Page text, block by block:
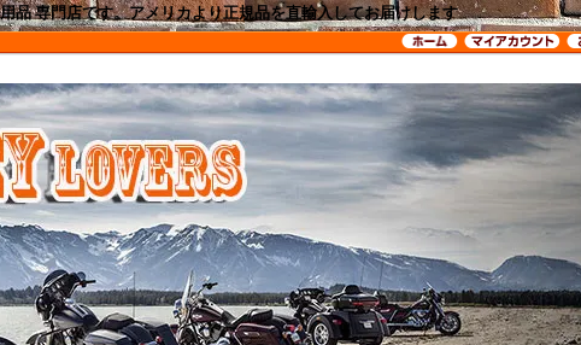
品 専門店です。アメリカより正規品を直輸入してお届けします